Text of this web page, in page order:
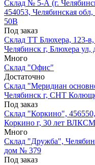
Склад № 5-А (г.
454053, Челябинская
50В
Под заказ
Склад ТТ Блюхера, 123-в,
Челябинск г, Блюхера
Много
Склад "Офис"
Достаточно
Склад "Меридиан
Челябинск г, СНТ
Под заказ
Склад "Коркино",
Коркино г, 30 лет
Много
Склад "Дружба",
дом № 379
Под заказ